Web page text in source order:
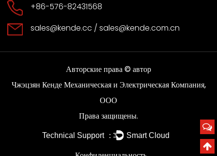
+86-576-82431568
sales@kende.cc / sales@kende.com.cn
Авторские права © автор
Чжэцзян Кенде Механическая и Электрическая Компания,
ООО
Права защищены.
Technical Support ： Smart Cloud